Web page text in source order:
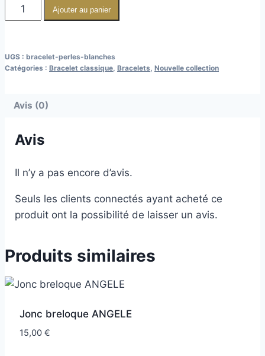
Ajouter au panier
UGS : bracelet-perles-blanches
Catégories : Bracelet classique, Bracelets, Nouvelle collection
Avis (0)
Avis
Il n’y a pas encore d’avis.
Seuls les clients connectés ayant acheté ce
produit ont la possibilité de laisser un avis.
Produits similaires
Jonc breloque ANGELE
15,00 €